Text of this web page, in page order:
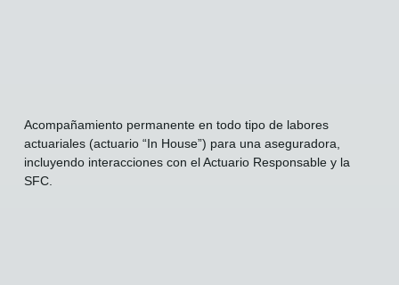
Acompañamiento permanente en todo tipo de labores
actuariales (actuario “In House”) para una aseguradora,
incluyendo interacciones con el Actuario Responsable y la
SFC.